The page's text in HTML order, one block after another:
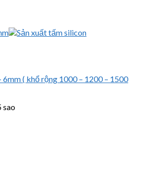
6mm ( khổ rộng 1000 – 1200 – 1500
sao